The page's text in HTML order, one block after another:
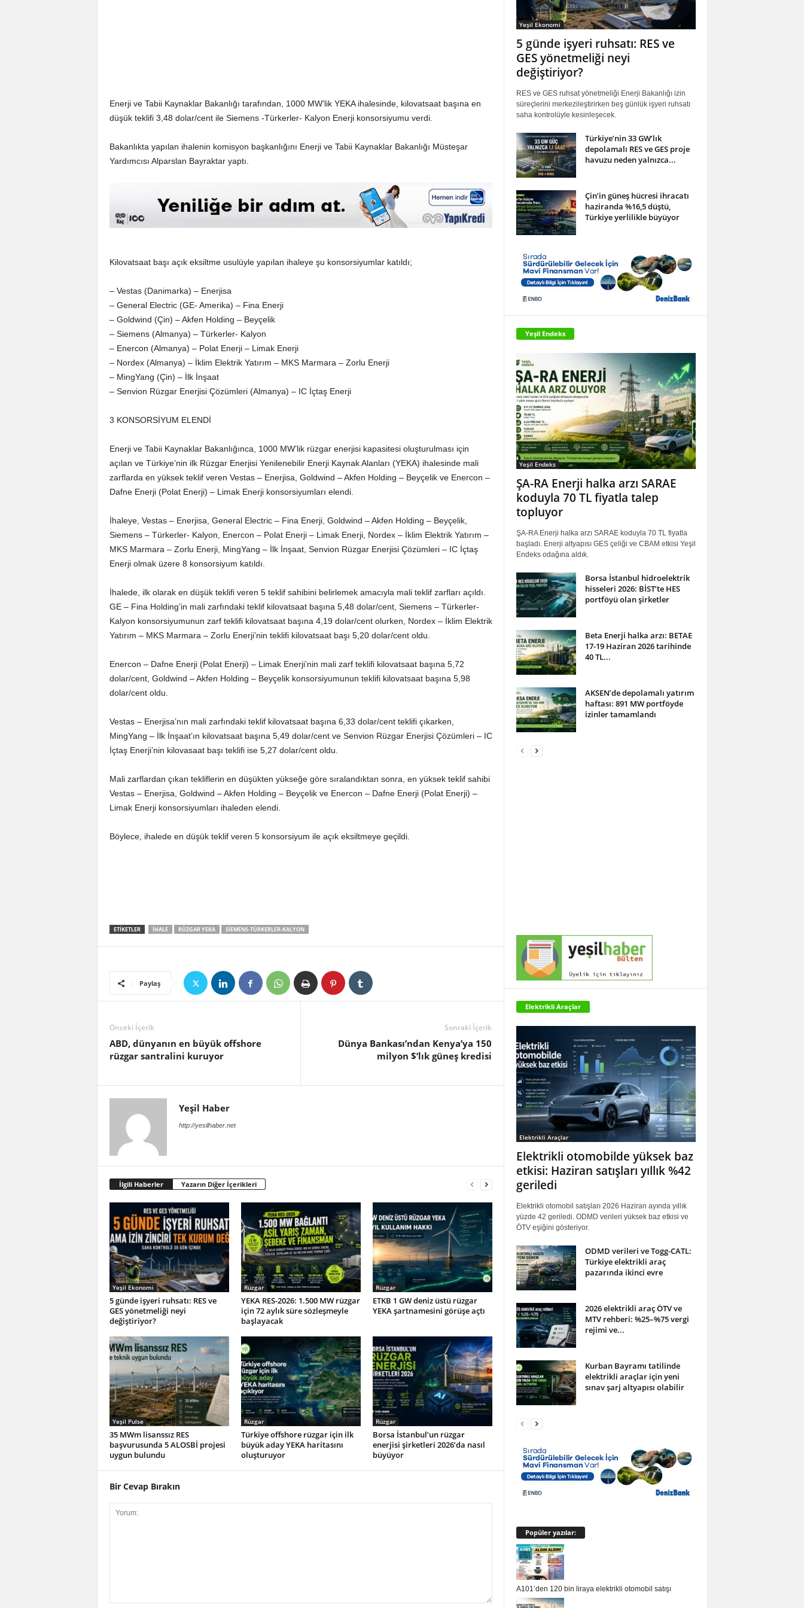
Enerji ve Tabii Kaynaklar Bakanlığı tarafından, 1000 MW’lik YEKA ihalesinde, kilovatsaat başına en
düşük teklifi 3,48 dolar/cent ile Siemens -Türkerler- Kalyon Enerji konsorsiyumu verdi.
Bakanlıkta yapılan ihalenin komisyon başkanlığını Enerji ve Tabii Kaynaklar Bakanlığı Müsteşar
Yardımcısı Alparslan Bayraktar yaptı.
Kilovatsaat başı açık eksiltme usulüyle yapılan ihaleye şu konsorsiyumlar katıldı;
– Vestas (Danimarka) – Enerjisa
– General Electric (GE- Amerika) – Fina Enerji
– Goldwind (Çin) – Akfen Holding – Beyçelik
– Siemens (Almanya) – Türkerler- Kalyon
– Enercon (Almanya) – Polat Enerji – Limak Enerji
– Nordex (Almanya) – İklim Elektrik Yatırım – MKS Marmara – Zorlu Enerji
– MingYang (Çin) – İlk İnşaat
– Senvion Rüzgar Enerjisi Çözümleri (Almanya) – IC İçtaş Enerji
3 KONSORSİYUM ELENDİ
Enerji ve Tabii Kaynaklar Bakanlığınca, 1000 MW’lik rüzgar enerjisi kapasitesi oluşturulması için
açılan ve Türkiye’nin ilk Rüzgar Enerjisi Yenilenebilir Enerji Kaynak Alanları (YEKA) ihalesinde mali
zarflarda en yüksek teklif veren Vestas – Enerjisa, Goldwind – Akfen Holding – Beyçelik ve Enercon –
Dafne Enerji (Polat Enerji) – Limak Enerji konsorsiyumları elendi.
İhaleye, Vestas – Enerjisa, General Electric – Fina Enerji, Goldwind – Akfen Holding – Beyçelik,
Siemens – Türkerler- Kalyon, Enercon – Polat Enerji – Limak Enerji, Nordex – İklim Elektrik Yatırım –
MKS Marmara – Zorlu Enerji, MingYang – İlk İnşaat, Senvion Rüzgar Enerjisi Çözümleri – IC İçtaş
Enerji olmak üzere 8 konsorsiyum katıldı.
İhalede, ilk olarak en düşük teklifi veren 5 teklif sahibini belirlemek amacıyla mali teklif zarfları açıldı.
GE – Fina Holding’in mali zarfındaki teklif kilovatsaat başına 5,48 dolar/cent, Siemens – Türkerler-
Kalyon konsorsiyumunun zarf teklifi kilovatsaat başına 4,19 dolar/cent olurken, Nordex – İklim Elektrik
Yatırım – MKS Marmara – Zorlu Enerji’nin teklifi kilovatsaat başı 5,20 dolar/cent oldu.
Enercon – Dafne Enerji (Polat Enerji) – Limak Enerji’nin mali zarf teklifi kilovatsaat başına 5,72
dolar/cent, Goldwind – Akfen Holding – Beyçelik konsorsiyumunun teklifi kilovatsaat başına 5,98
dolar/cent oldu.
Vestas – Enerjisa’nın mali zarfındaki teklif kilovatsaat başına 6,33 dolar/cent teklifi çıkarken,
MingYang – İlk İnşaat’ın kilovatsaat başına 5,49 dolar/cent ve Senvion Rüzgar Enerjisi Çözümleri – IC
İçtaş Enerji’nin kilovasaat başı teklifi ise 5,27 dolar/cent oldu.
Mali zarflardan çıkan tekliflerin en düşükten yükseğe göre sıralandıktan sonra, en yüksek teklif sahibi
Vestas – Enerjisa, Goldwind – Akfen Holding – Beyçelik ve Enercon – Dafne Enerji (Polat Enerji) –
Limak Enerji konsorsiyumları ihaleden elendi.
Böylece, ihalede en düşük teklif veren 5 konsorsiyum ile açık eksiltmeye geçildi.
ETIKETLER IHALE RÜZGAR YEKA SIEMENS-TÜRKERLER-KALYON
Paylaş
Önceki İçerik
ABD, dünyanın en büyük offshore
rüzgar santralini kuruyor
Sonraki İçerik
Dünya Bankası’ndan Kenya’ya 150
milyon $’lık güneş kredisi
Yeşil Haber
http://yesilhaber.net
İlgili Haberler Yazarın Diğer İçerikleri
Yeşil Ekonomi
5 günde işyeri ruhsatı: RES ve
GES yönetmeliği neyi
değiştiriyor?
Rüzgar
YEKA RES-2026: 1.500 MW rüzgar
için 72 aylık süre sözleşmeyle
başlayacak
Rüzgar
ETKB 1 GW deniz üstü rüzgar
YEKA şartnamesini görüşe açtı
Yeşil Pulse
35 MWm lisanssız RES
başvurusunda 5 ALOSBİ projesi
uygun bulundu
Rüzgar
Türkiye offshore rüzgar için ilk
büyük aday YEKA haritasını
oluşturuyor
Rüzgar
Borsa İstanbul’un rüzgar
enerjisi şirketleri 2026’da nasıl
büyüyor
Bir Cevap Bırakın
Yeşil Ekonomi
5 günde işyeri ruhsatı: RES ve
GES yönetmeliği neyi
değiştiriyor?
RES ve GES ruhsat yönetmeliği Enerji Bakanlığı izin
süreçlerini merkezileştirirken beş günlük işyeri ruhsatı
saha kontrolüyle kesinleşecek.
Türkiye’nin 33 GW’lık
depolamalı RES ve GES proje
havuzu neden yalnızca...
Çin’in güneş hücresi ihracatı
haziranda %16,5 düştü,
Türkiye yerlilikle büyüyor
Yeşil Endeks
Yeşil Endeks
ŞA-RA Enerji halka arzı SARAE
koduyla 70 TL fiyatla talep
topluyor
ŞA-RA Enerji halka arzı SARAE koduyla 70 TL fiyatla
başladı. Enerji altyapısı GES çeliği ve CBAM etkisi Yeşil
Endeks odağına aldık.
Borsa İstanbul hidroelektrik
hisseleri 2026: BİST’te HES
portföyü olan şirketler
Beta Enerji halka arzı: BETAE
17-19 Haziran 2026 tarihinde
40 TL...
AKSEN’de depolamalı yatırım
haftası: 891 MW portföyde
izinler tamamlandı
Elektrikli Araçlar
Elektrikli Araçlar
Elektrikli otomobilde yüksek baz
etkisi: Haziran satışları yıllık %42
geriledi
Elektrikli otomobil satışları 2026 Haziran ayında yıllık
yüzde 42 geriledi. ODMD verileri yüksek baz etkisi ve
ÖTV eşiğini gösteriyor.
ODMD verileri ve Togg-CATL:
Türkiye elektrikli araç
pazarında ikinci evre
2026 elektrikli araç ÖTV ve
MTV rehberi: %25–%75 vergi
rejimi ve...
Kurban Bayramı tatilinde
elektrikli araçlar için yeni
sınav şarj altyapısı olabilir
Popüler yazılar:
A101’den 120 bin liraya elektrikli otomobil satışı